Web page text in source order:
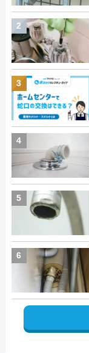
2
3
4
5
6